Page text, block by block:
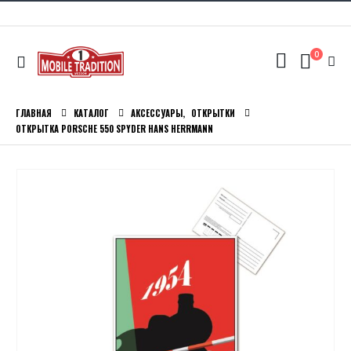
0
ГЛАВНАЯ КАТАЛОГ АКСЕССУАРЫ, ОТКРЫТКИ
ОТКРЫТКА PORSCHE 550 SPYDER HANS HERRMANN